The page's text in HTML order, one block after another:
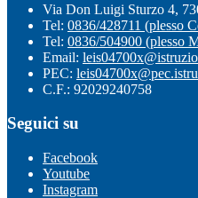
Via Don Luigi Sturzo 4,
Tel: 0836/428711 (plesso
Tel: 0836/504900 (plesso
Email:
PEC:
C.F.: 92029240758
Seguici su
Facebook
Youtube
Instagram